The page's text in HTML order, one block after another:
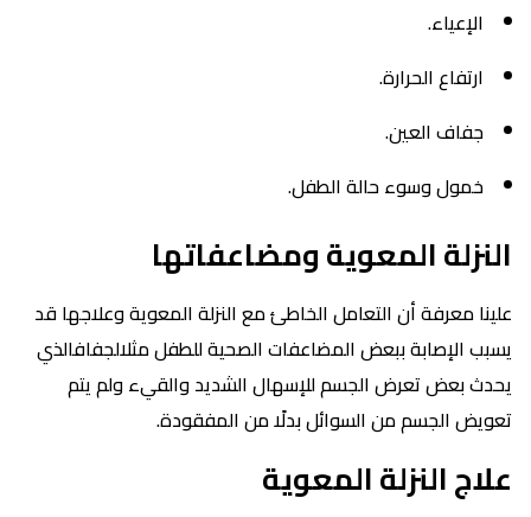
الإعياء.
ارتفاع الحرارة.
جفاف العين.
خمول وسوء حالة الطفل.
النزلة المعوية ومضاعفاتها
علينا معرفة أن التعامل الخاطئ مع النزلة المعوية وعلاجها قد
يسبب الإصابة ببعض المضاعفات الصحية للطفل مثلالجفافالذي
يحدث بعض تعرض الجسم للإسهال الشديد والقيء ولم يتم
تعويض الجسم من السوائل بدلًا من المفقودة.
علاج النزلة المعوية